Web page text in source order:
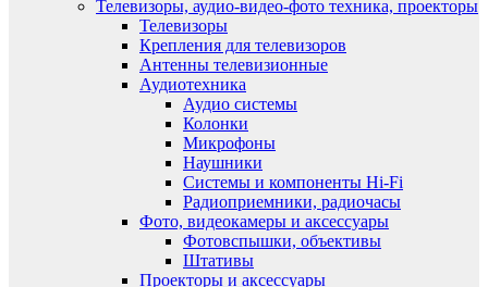
Телевизоры, аудио-видео-фото техника, проекторы
Телевизоры
Крепления для телевизоров
Антенны телевизионные
Аудиотехника
Аудио системы
Колонки
Микрофоны
Наушники
Системы и компоненты Hi-Fi
Радиоприемники, радиочасы
Фото, видеокамеры и аксессуары
Фотовспышки, объективы
Штативы
Проекторы и аксессуары